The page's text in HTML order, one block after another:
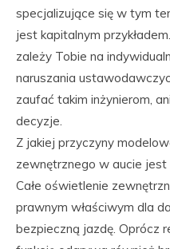
specjalizujące się w tym
jest kapitalnym
zależy Tobie na
naruszania
zaufać takim inżynierom,
decyzje.
Z jakiej przyczyny
zewnętrznego w aucie jest
Całe oświetlenie
prawnym właściwym dla
bezpieczną jazdę. Oprócz